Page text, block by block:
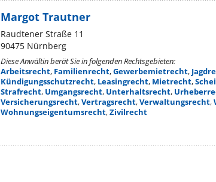
Margot Trautner
Raudtener Straße 11
90475 Nürnberg
Diese Anwältin berät Sie in folgenden Rechtsgebieten:
Arbeitsrecht, Familienrecht,Gewerbemietrecht,
Kündigungsschutzrecht, Leasingrecht, Mietrecht,
Strafrecht, Umgangsrecht, Unterhaltsrecht,
Versicherungsrecht,Vertragsrecht,Verwaltungsrecht,
Wohnungseigentumsrecht,Zivilrecht